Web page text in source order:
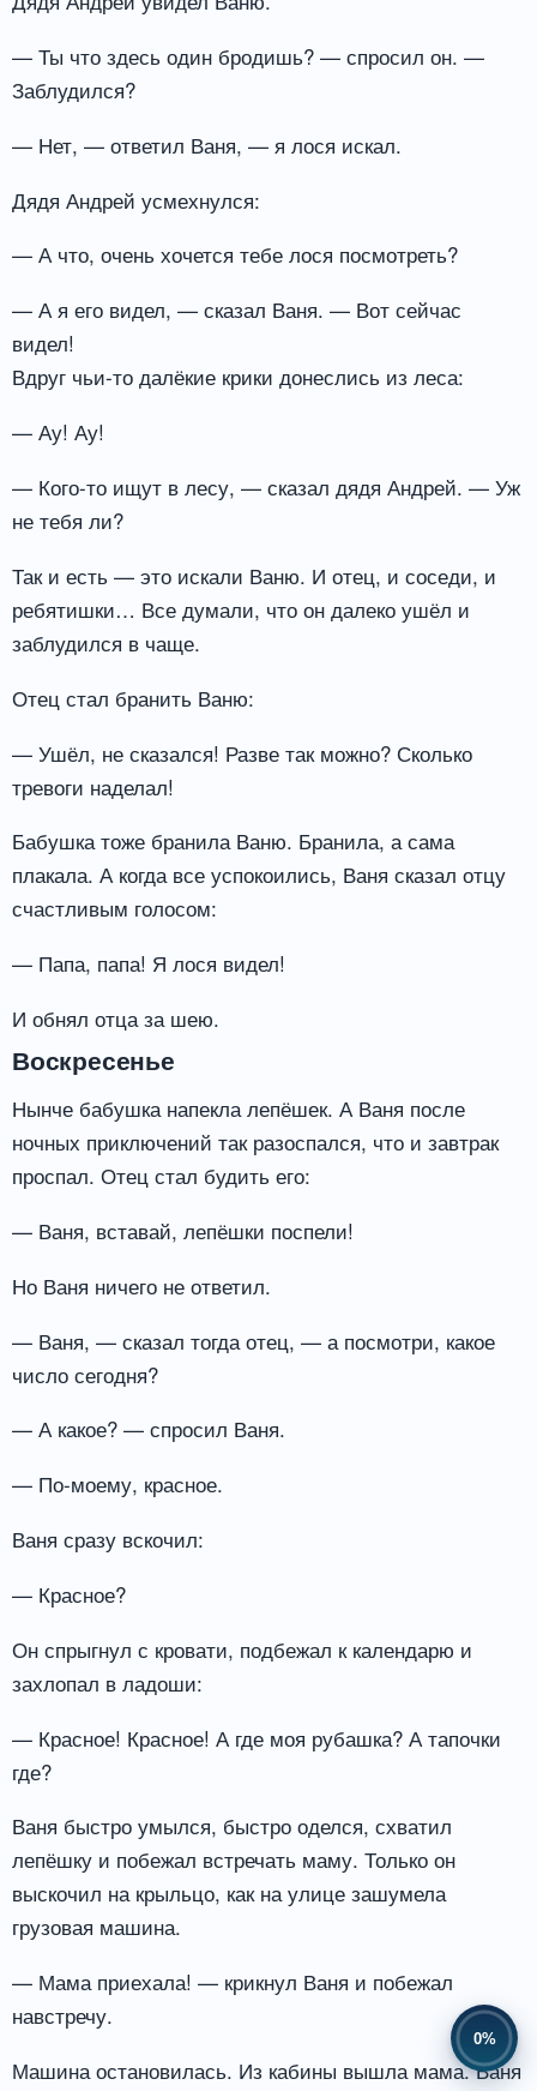
— Ты что здесь один бродишь? — спросил он. —
Заблудился?
— Нет, — ответил Ваня, — я лося искал.
Дядя Андрей усмехнулся:
— А что, очень хочется тебе лося посмотреть?
— А я его видел, — сказал Ваня. — Вот сейчас
видел!
Вдруг чьи-то далёкие крики донеслись из леса:
— Ау! Ау!
— Кого-то ищут в лесу, — сказал дядя Андрей. — Уж
не тебя ли?
Так и есть — это искали Ваню. И отец, и соседи, и
ребятишки… Все думали, что он далеко ушёл и
заблудился в чаще.
Отец стал бранить Ваню:
— Ушёл, не сказался! Разве так можно? Сколько
тревоги наделал!
Бабушка тоже бранила Ваню. Бранила, а сама
плакала. А когда все успокоились, Ваня сказал отцу
счастливым голосом:
— Папа, папа! Я лося видел!
И обнял отца за шею.
Воскресенье
Нынче бабушка напекла лепёшек. А Ваня после
ночных приключений так разоспался, что и завтрак
проспал. Отец стал будить его:
— Ваня, вставай, лепёшки поспели!
Но Ваня ничего не ответил.
— Ваня, — сказал тогда отец, — а посмотри, какое
число сегодня?
— А какое? — спросил Ваня.
— По-моему, красное.
Ваня сразу вскочил:
— Красное?
Он спрыгнул с кровати, подбежал к календарю и
захлопал в ладоши:
— Красное! Красное! А где моя рубашка? А тапочки
где?
Ваня быстро умылся, быстро оделся, схватил
лепёшку и побежал встречать маму. Только он
выскочил на крыльцо, как на улице зашумела
грузовая машина.
— Мама приехала! — крикнул Ваня и побежал
навстречу.
Машина остановилась. Из кабины вышла мама. Ваня
0%